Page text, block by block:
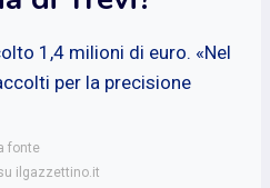
1,4 milioni di euro. «Nel
per la precisione
fonte
ilgazzettino.it